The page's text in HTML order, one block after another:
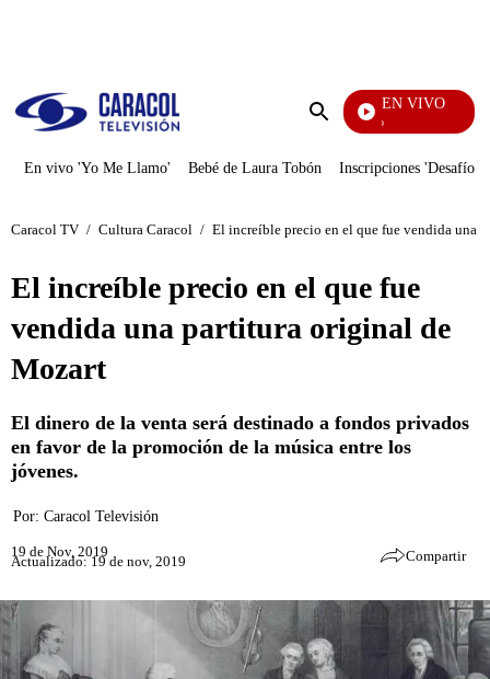
Enviar
EN VIVO
Rafael Orozco
En vivo 'Yo Me Llamo' Bebé de Laura Tobón Inscripciones 'Desafío'
Caracol TV / Cultura Caracol / El increíble precio en el que fue vendida una
El increíble precio en el que fue
vendida una partitura original de
Mozart
El dinero de la venta será destinado a fondos privados
en favor de la promoción de la música entre los
jóvenes.
Por: Caracol Televisión
19 de Nov, 2019
Actualizado: 19 de nov, 2019 Compartir